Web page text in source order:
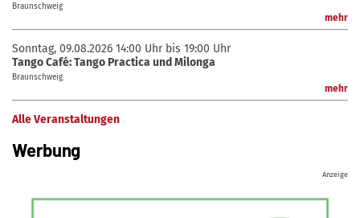
Braunschweig
mehr
Sonntag, 09.08.2026 14:00 Uhr bis 19:00 Uhr
Tango Café: Tango Practica und Milonga
Braunschweig
mehr
Alle Veranstaltungen
Werbung
Anzeige